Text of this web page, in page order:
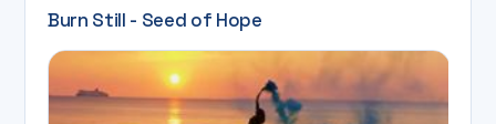
Burn Still - Seed of Hope